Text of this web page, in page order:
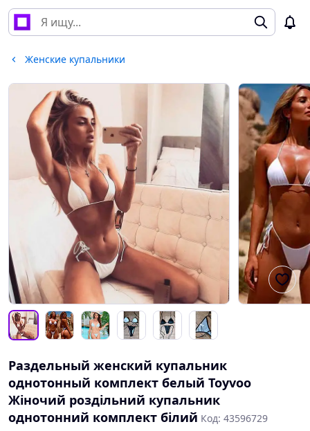
Женские купальники
Раздельный женский купальник
однотонный комплект белый Toyvoo
Жіночий роздільний купальник
однотонний комплект білий Код: 43596729